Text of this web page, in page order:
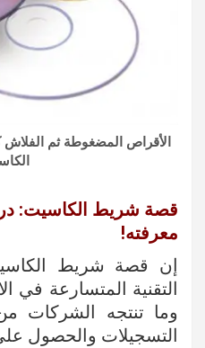
الأقراص المضغوطة ثم
قصة شريط الكاسيت:
معرفته!
إن قصة شريط
التقنية المتسارعة في
وما تنتجه الشركات
التسجيلات والحصول